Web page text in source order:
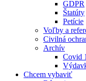
GDPR
Štatúty
Petície
Voľby a
Civilná
Archív
Covid
Chcem vybaviť